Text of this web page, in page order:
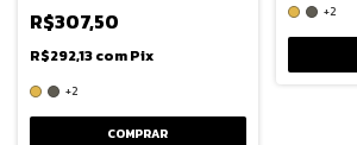
R$307,50
R$292,13comPix
+2
COMPRAR
+2